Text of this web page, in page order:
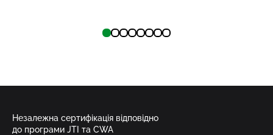
Незалежна сертифікація відповідно
до програми JTI та CWA